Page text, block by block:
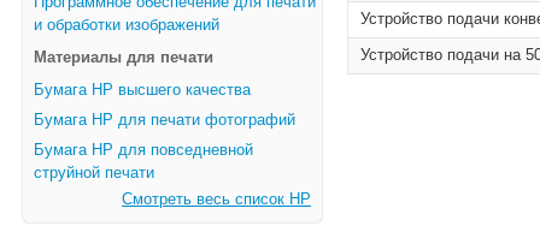
и обработки изображений
Материалы для печати
Бумага HP высшего качества
Бумага HP для печати фотографий
Бумага HP для повседневной
струйной печати
Смотреть весь список HP
Устройство подачи
Устройство подачи на